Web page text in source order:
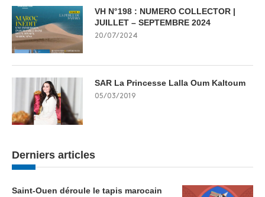
VH N°198 : NUMERO COLLECTOR |
JUILLET – SEPTEMBRE 2024
20/07/2024
SAR La Princesse Lalla Oum Kaltoum
05/03/2019
Derniers articles
Saint-Ouen déroule le tapis marocain